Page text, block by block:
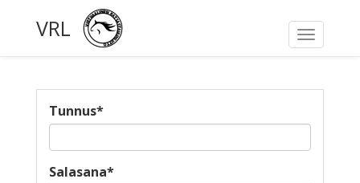
Toggle
VRL
Tunnus*
Salasana*